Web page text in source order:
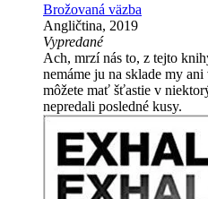
Brožovaná väzba
Angličtina, 2019
Vypredané
Ach, mrzí nás to, z tejto
nemáme ju na sklade my
môžete mať šťastie v
nepredali posledné kusy.